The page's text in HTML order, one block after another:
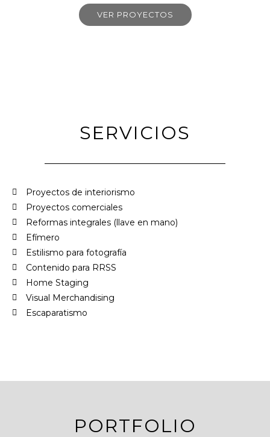
VER PROYECTOS
SERVICIOS
Proyectos de interiorismo
Proyectos comerciales
Reformas integrales (llave en mano)
Efímero
Estilismo para fotografía
Contenido para RRSS
Home Staging
Visual Merchandising
Escaparatismo
PORTFOLIO